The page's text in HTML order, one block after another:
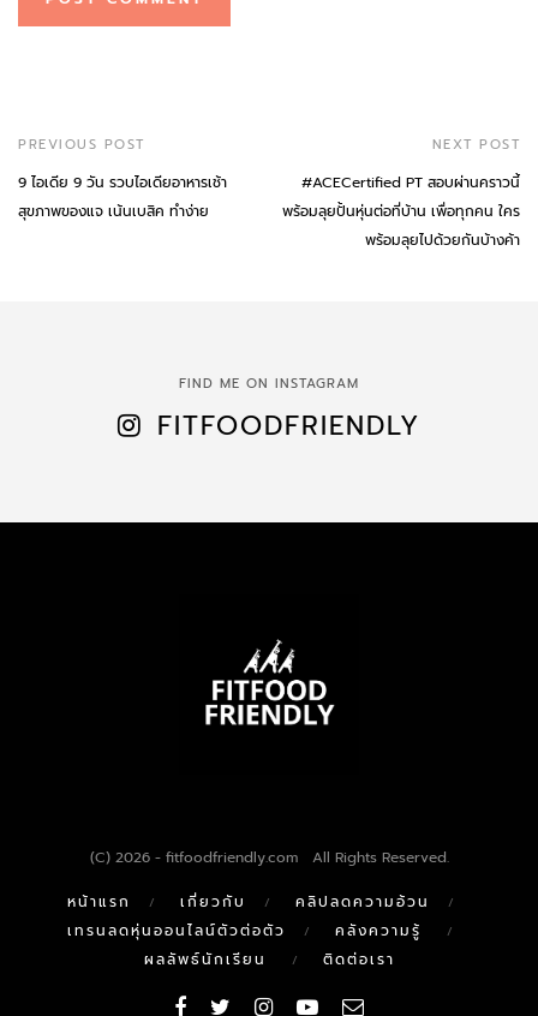
PREVIOUS POST
9 ไอเดีย 9 วัน รวบไอเดียอาหารเช้า
สุขภาพของแจ เน้นเบสิค ทำง่าย
NEXT POST
#ACECertified PT สอบผ่านคราวนี้
พร้อมลุยปั้นหุ่นต่อที่บ้าน เพื่อทุกคน ใคร
พร้อมลุยไปด้วยกันบ้างค้า
FIND ME ON INSTAGRAM
FITFOODFRIENDLY
(C) 2026 - fitfoodfriendly.com All Rights Reserved.
หน้าแรก เกี่ยวกับ
คลิปลดความอ้วน
เทรนลดหุ่นออนไลน์ตัวต่อตัว
คลังความรู้
ผลลัพธ์นักเรียน
ติดต่อเรา